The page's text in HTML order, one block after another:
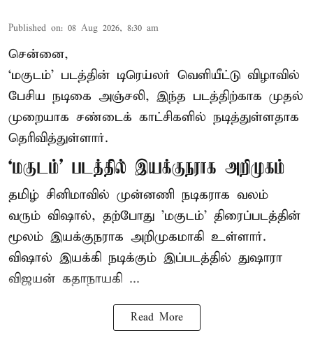
Published on: 08 Aug 2026, 8:30 am
சென்னை,
‘மகுடம்’ படத்தின் டிரெய்லர் வெளியீட்டு விழாவில்
பேசிய நடிகை அஞ்சலி, இந்த படத்திற்காக முதல்
முறையாக சண்டைக் காட்சிகளில் நடித்துள்ளதாக
தெரிவித்துள்ளார்.
‘மகுடம்’ படத்தில் இயக்குநராக அறிமுகம்
தமிழ் சினிமாவில் முன்னணி நடிகராக வலம்
வரும் விஷால், தற்போது 'மகுடம்' திரைப்படத்தின்
மூலம் இயக்குநராக அறிமுகமாகி உள்ளார்.
விஷால் இயக்கி நடிக்கும் இப்படத்தில் துஷாரா
விஜயன் கதாநாயகி ...
Read More